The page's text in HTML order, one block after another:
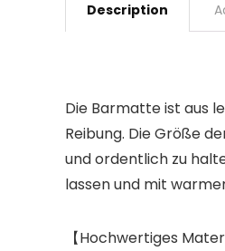
Description
Die Barmatte ist aus
Reibung. Die Größe
und ordentlich zu
lassen und mit
【Hochwertiges